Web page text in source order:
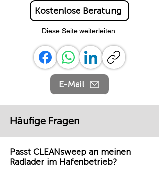
Kostenlose Beratung
Diese Seite weiterleiten:
E-Mail
Häufige Fragen
Passt CLEANsweep an meinen
Radlader im Hafenbetrieb?